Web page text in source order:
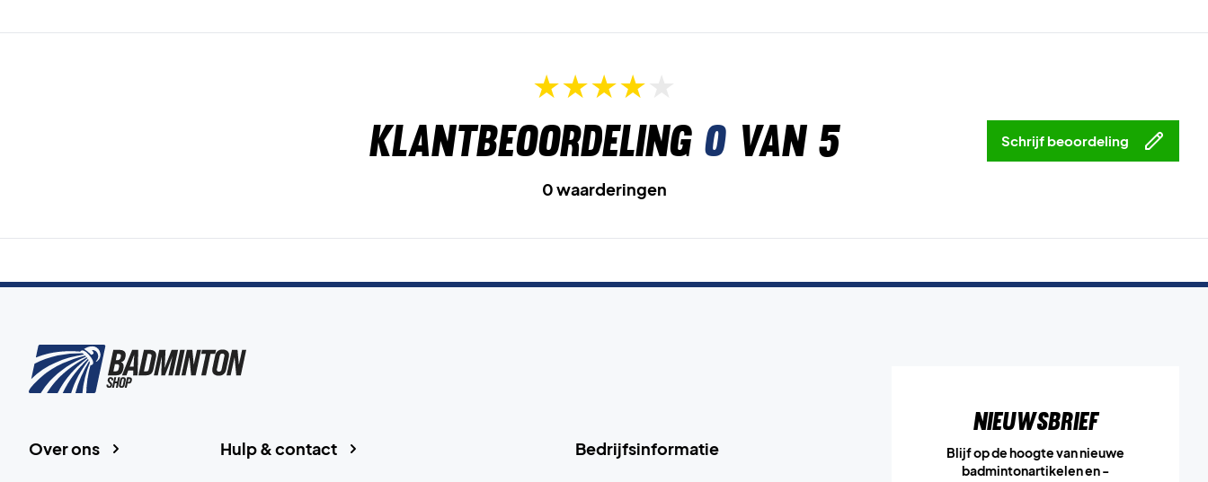
Klantbeoordeling 0van 5 Schrijf beoordeling
0 waarderingen
Bedrijfsinformatie
Hulp & contact
Over ons
Nieuwsbrief
Blijf op de hoogte van nieuwe
badmintonartikelen en -